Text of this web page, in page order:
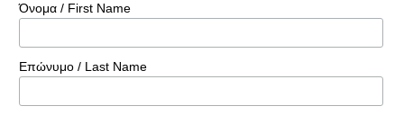
Όνομα / First Name
Επώνυμο / Last Name